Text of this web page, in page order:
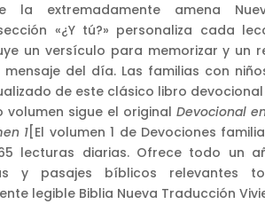
la extremadamente amena
«¿Y tú?» personaliza cada
un versículo para memorizar y un
del día. Las familias con
de este clásico libro
volumen sigue el originalDevocional
1 [El volumen 1 de Devociones
lecturas diarias. Ofrece todo un
y pasajes bíblicos relevantes
legible Biblia Nueva Traducción